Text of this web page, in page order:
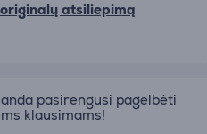
atsiliepimą
pasirengusi pagelbėti
klausimams!